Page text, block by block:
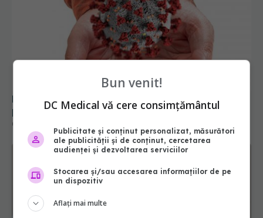
De ce copiii care răcesc mai des sunt mai
protejați de COVID-19. Explicațiile cercetătorilor
02 sep 2025, 09:54
Bun venit!
DC Medical vă cere consimțământul
Publicitate și conținut personalizat, măsurători
ale publicității și de conținut, cercetarea
audienței și dezvoltarea serviciilor
Stocarea și/sau accesarea informațiilor de pe
un dispozitiv
Aflați mai multe